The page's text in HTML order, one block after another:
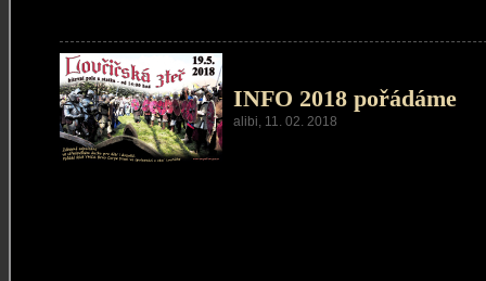
INFO 2018 pořádáme
alibi, 11. 02. 2018